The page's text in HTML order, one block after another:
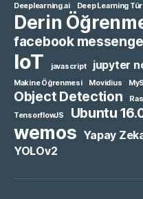
Deeplearning.ai Deep Learning
Derin
facebook
IoT javascript jupyter
Makine Öğrenmesi Movidius
Object Detection
TensorflowJS
Ubuntu
wemos Yapay
YOLOv2